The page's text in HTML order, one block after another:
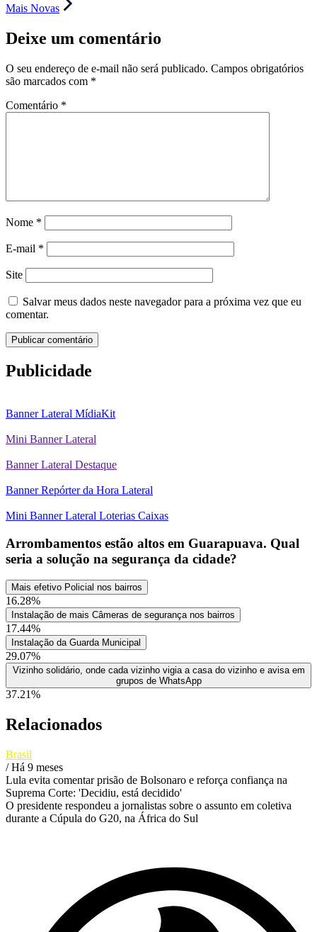
Mais Novas
Deixe um comentário
O seu endereço de e-mail não será publicado. Campos obrigatórios
são marcados com *
Comentário *
Nome *
E-mail *
Site
Salvar meus dados neste navegador para a próxima vez que eu
comentar.
Publicidade
Banner Lateral MídiaKit
Mini Banner Lateral
Banner Lateral Destaque
Banner Repórter da Hora Lateral
Mini Banner Lateral Loterias Caixas
Arrombamentos estão altos em Guarapuava. Qual
seria a solução na segurança da cidade?
Mais efetivo Policial nos bairros
16.28%
Instalação de mais Câmeras de segurança nos bairros
17.44%
Instalação da Guarda Municipal
29.07%
Vizinho solidário, onde cada vizinho vigia a casa do vizinho e avisa em
grupos de WhatsApp
37.21%
Relacionados
Brasil
/ Há 9 meses
Lula evita comentar prisão de Bolsonaro e reforça confiança na
Suprema Corte: 'Decidiu, está decidido'
O presidente respondeu a jornalistas sobre o assunto em coletiva
durante a Cúpula do G20, na África do Sul